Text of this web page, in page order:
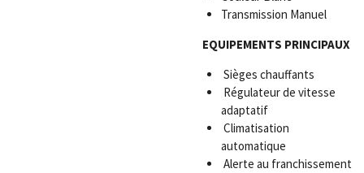
Transmission Manuel
EQUIPEMENTS PRINCIPAUX
Sièges chauffants
Régulateur de vitesse
adaptatif
Climatisation
automatique
Alerte au franchissement